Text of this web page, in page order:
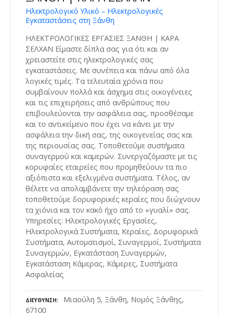
Ηλεκτρολογικό Υλικό – Ηλεκτρολογικές
Εγκαταστάσεις στη Ξάνθη
ΗΛΕΚΤΡΟΛΟΓΙΚΕΣ ΕΡΓΑΣΙΕΣ ΞΑΝΘΗ | ΚΑΡΑ
ΣΕΛΧΑΝ Είμαστε δίπλα σας για ότι και αν
χρειαστείτε στις ηλεκτρολογικές σας
εγκαταστάσεις. Με συνέπεια και πάνω από όλα
λογικές τιμές. Τα τελευταία χρόνια που
συμβαίνουν πολλά και άσχημα στις οικογένειες
και τις επιχειρήσεις από ανθρώπους που
επιβουλεύονται την ασφάλεια σας, προσθέσαμε
και το αντικείμενο που έχει να κάνει με την
ασφάλεια την δική σας, της οικογενείας σας και
της περιουσίας σας. Τοποθετούμε συστήματα
συναγερμού και καμερών. Συνεργαζόμαστε με τις
κορυφαίες εταιρείες που προμηθεύουν τα πιο
αξιόπιστα και εξελιγμένα συστήματα. Τέλος, αν
θέλετε να απολαμβάνετε την τηλεόραση σας
τοποθετούμε δορυφορικές κεραίες που διώχνουν
τα χιόνια και τον κακό ήχο από το «γυαλί» σας.
Υπηρεσίες: Ηλεκτρολογικές Εργασίες,
Ηλεκτρολογικά Συστήματα, Κεραίες, Δορυφορικά
Συστήματα, Αυτοματισμοί, Συναγερμοί, Συστήματα
Συναγερμών, Εγκατάσταση Συναγερμών,
Εγκατάσταση Κάμερας, Κάμερες, Συστήματα
Ασφαλείας
ΔΙΕΎΘΥΝΣΗ
Μιαούλη 5, Ξάνθη, Νομός Ξάνθης,
67100